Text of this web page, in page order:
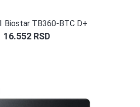
Biostar TB360-BTC D+
16.552 RSD